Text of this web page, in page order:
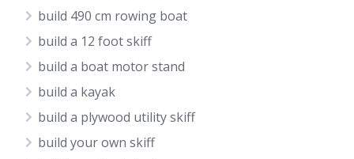
build 490 cm rowing boat
build a 12 foot skiff
build a boat motor stand
build a kayak
build a plywood utility skiff
build your own skiff